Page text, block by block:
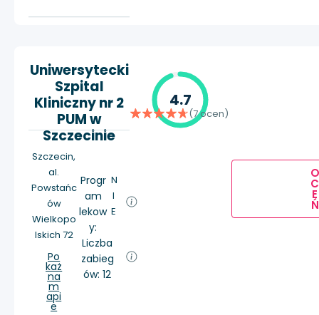
Uniwersytecki
Szpital
Kliniczny nr 2
PUM w
Szczecinie
Szczecin,
al.
Powstańc
ów
Wielkopo
lskich 72
Po
każ
na
m
api
e
Progr
am
lekow
y:
N
I
E
Liczba
zabieg
ów: 12
4.7
(7 ocen)
O
C
E
Ń